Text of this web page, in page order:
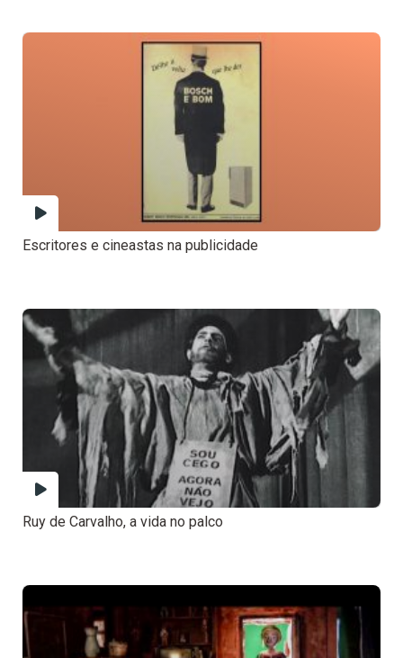
Escritores e cineastas na publicidade
Ruy de Carvalho, a vida no palco